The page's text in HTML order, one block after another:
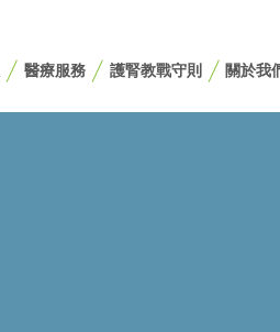
醫療服務 護腎教戰守則 關於我